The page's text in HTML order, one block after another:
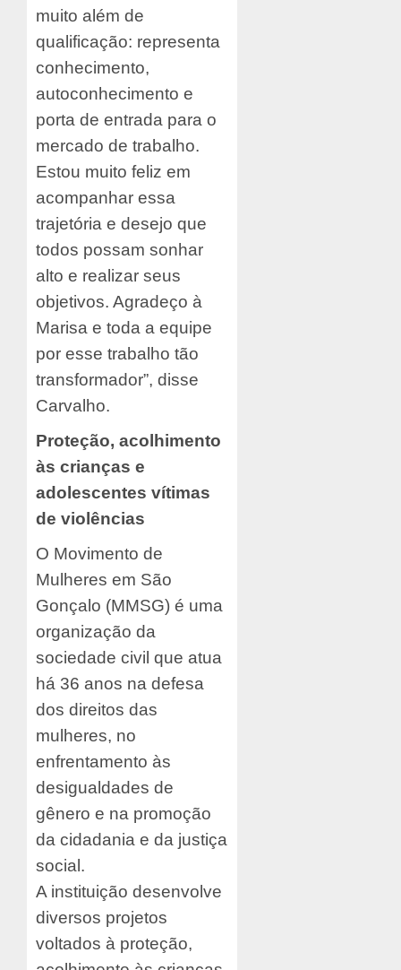
muito além de
qualificação: representa
conhecimento,
autoconhecimento e
porta de entrada para o
mercado de trabalho.
Estou muito feliz em
acompanhar essa
trajetória e desejo que
todos possam sonhar
alto e realizar seus
objetivos. Agradeço à
Marisa e toda a equipe
por esse trabalho tão
transformador”, disse
Carvalho.
Proteção, acolhimento
às crianças e
adolescentes vítimas
de violências
O Movimento de
Mulheres em São
Gonçalo (MMSG) é uma
organização da
sociedade civil que atua
há 36 anos na defesa
dos direitos das
mulheres, no
enfrentamento às
desigualdades de
gênero e na promoção
da cidadania e da justiça
social.
A instituição desenvolve
diversos projetos
voltados à proteção,